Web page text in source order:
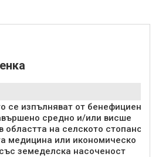
се изпълняват от бенефициенти,
средно и/или висше
областта на селското стопанство,
медицина или икономическо
земеделска насоченост